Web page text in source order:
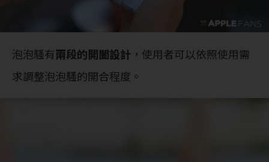
泡泡騷有兩段的開闔設計 ，使用者可以依照使用需
求調整泡泡騷的開合程度。